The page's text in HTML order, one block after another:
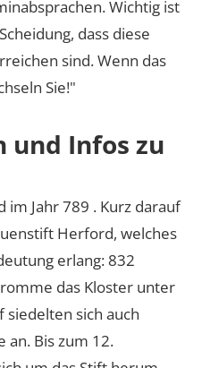
Wichtig ist
dass diese
sind. Wenn das
Sie!"
und Infos zu
Jahr 789 . Kurz darauf
Herford, welches
erlang: 832
das Kloster unter
siedelten sich auch
an. Bis zum 12.